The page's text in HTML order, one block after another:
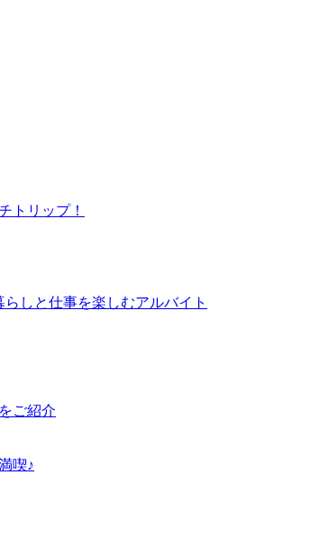
トリップ！
しと仕事を楽しむアルバイト
ご紹介
喫♪